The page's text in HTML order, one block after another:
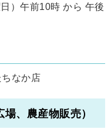
）午前10時 から 午後
なか店
、農産物販売）